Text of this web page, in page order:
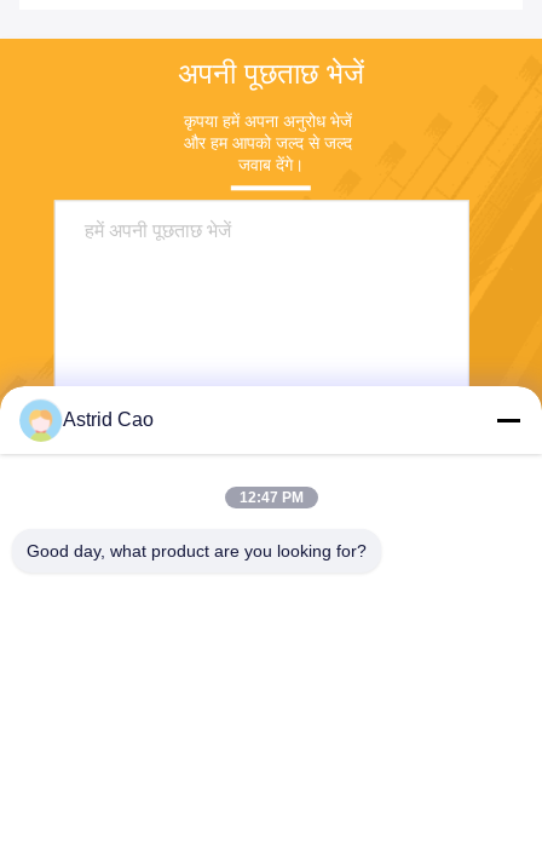
अपनी पूछताछ भेजें
कृपया हमें अपना अनुरोध भेजें
और हम आपको जल्द से जल्द
जवाब देंगे।
Astrid Cao
12:47 PM
Good day, what product are you looking for?